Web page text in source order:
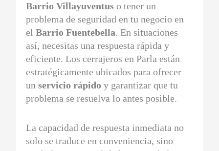
Barrio Villayuventus o tener un
problema de seguridad en tu negocio en
elBarrio Fuentebella. En situaciones
así, necesitas una respuesta rápida y
eficiente. Los cerrajeros en Parla están
estratégicamente ubicados para ofrecer
unservicio rápido y garantizar que tu
problema se resuelva lo antes posible.
La capacidad de respuesta inmediata no
solo se traduce en conveniencia, sino